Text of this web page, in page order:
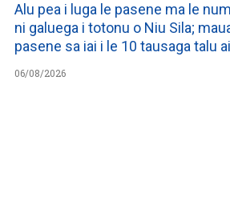
Alu pea i luga le pasene ma le
ni galuega i totonu o Niu Sila;
pasene sa iai i le 10 tausaga talu ai
06/08/2026